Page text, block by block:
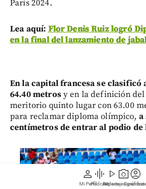
person
Mi Perfil
graphic_eq
Pódcast
play_arrow
Videos
photo_camera
Reportajes gráficos
account_circle
París 2024.
Lea aquí: Flor Denis Ruiz logró
en la final del lanzamiento de
En la capital francesa se clasificó
64.40 metrosy en la definición
meritorio quinto lugar con 63.00
para reclamar diploma olímpico, a
centímetros de entrar al podio de